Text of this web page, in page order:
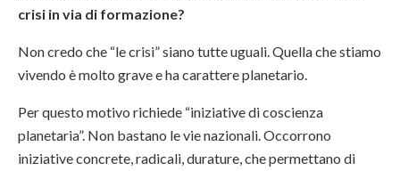
crisi in via di formazione?
Non credo che “le crisi” siano tutte uguali. Quella che stiamo
vivendo è molto grave e ha carattere planetario.
Per questo motivo richiede “iniziative di coscienza
planetaria”. Non bastano le vie nazionali. Occorrono
iniziative concrete, radicali, durature, che permettano di